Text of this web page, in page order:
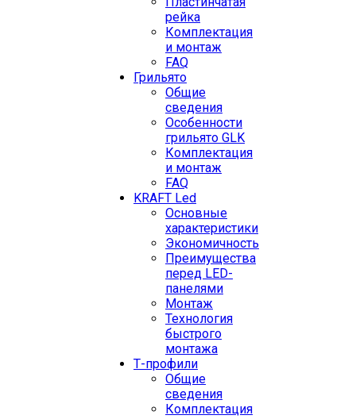
рейка
Комплектация
и монтаж
FAQ
Грильято
Общие
сведения
Особенности
грильято GLK
Комплектация
и монтаж
FAQ
KRAFT Led
Основные
характеристики
Экономичность
Преимущества
перед LED-
панелями
Монтаж
Технология
быстрого
монтажа
Т-профили
Общие
сведения
Комплектация